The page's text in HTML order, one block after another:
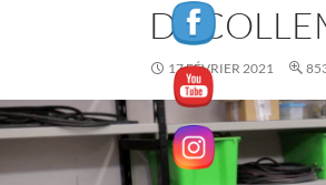
17 FÉVRIER 2021